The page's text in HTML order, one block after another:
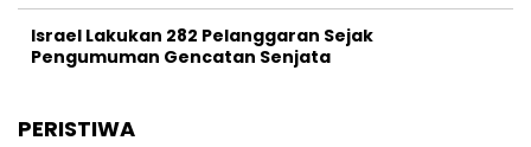
Israel Lakukan 282 Pelanggaran Sejak
Pengumuman Gencatan Senjata
PERISTIWA